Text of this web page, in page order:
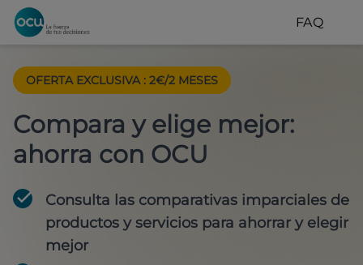
FAQ
OFERTA EXCLUSIVA : 2€/2 MESES
Compara y elige mejor:
ahorra con OCU
Consulta las comparativas imparciales de
productos y servicios para ahorrar y elegir
mejor